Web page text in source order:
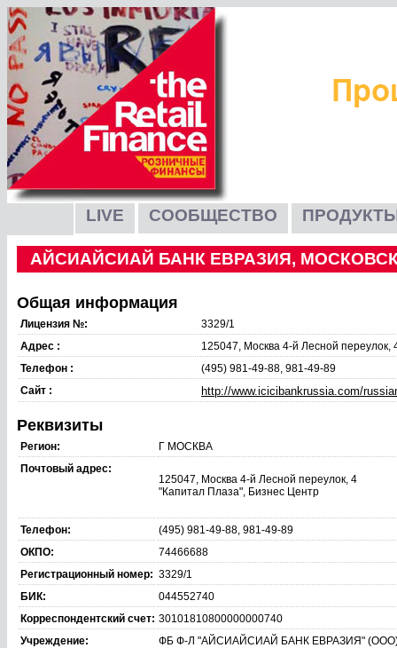
LIVE СООБЩЕСТВО
АЙСИАЙСИАЙ БАНК ЕВРАЗИЯ,
Общая информация
Лицензия №:
3329/1
Адрес :
125047, Москва 4-й Лесной
Телефон :
(495) 981-49-88, 981-49-89
Сайт :
http://www.icicibankrussia.com/
Реквизиты
Регион:
Г МОСКВА
Почтовый адрес:
125047, Москва 4-й Лесной переулок, 4
"Капитал Плаза", Бизнес Центр
Телефон:
(495) 981-49-88, 981-49-89
ОКПО:
74466688
Регистрационный номер: 3329/1
БИК:
044552740
Корреспондентский счет: 30101810800000000740
Учреждение:
ФБ Ф-Л "АЙСИАЙСИАЙ БАНК ЕВРАЗИЯ"